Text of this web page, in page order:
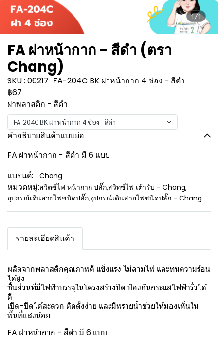
1/1
FA ฝาหน้ากาก - สีดำ (ตรา
Chang)
SKU : 06217 FA-204C BK ฝาหน้ากาก 4 ช่อง - สีดำ
฿67
ฝาพลาสติก - สีดำ
FA-204C BK ฝาหน้ากาก 4 ช่อง - สีดำ
คำอธิบายสินค้าแบบย่อ
FA ฝาหน้ากาก - สีดำ มี 6 แบบ
แบรนด์:
Chang
หมวดหมู่:สวิตซ์ไฟ หน้ากาก ปลั๊ก,สวิทซ์ไฟ เต้ารับ - Chang,
อุปกรณ์เดินสายไฟชนิดปลั๊ก,อุปกรณ์เดินสายไฟชนิดปลั๊ก - Chang
รายละเอียดสินค้า
ผลิตจากพลาสติกคุณภาพดี แข็งแรง ไม่ลามไฟ และทนความร้อน
ได้สูง
ชิ้นส่วนที่มีไฟฟ้าบรรจุในโครงสร้างปิด ป้องกันกระแสไฟฟ้ารั่วได้
ดี
เปิด-ปิดได้สะดวก ติดตั้งง่าย และมีพรายน้ำช่วยให้มองเห็นใน
พื้นที่แสงน้อย
FA ฝาหน้ากาก - สีดำ มี 6 แบบ